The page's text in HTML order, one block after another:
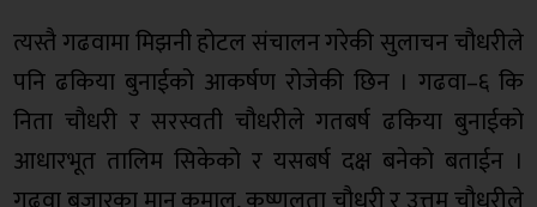
त्यस्तै गढवामा मिझनी होटल संचालन गरेकी सुलाचन चौधरीले
पनि ढकिया बुनाईको आकर्षण रोजेकी छिन । गढवा–६ कि
निता चौधरी र सरस्वती चौधरीले गतबर्ष ढकिया बुनाईको
आधारभूत तालिम सिकेको र यसबर्ष दक्ष बनेको बताईन ।